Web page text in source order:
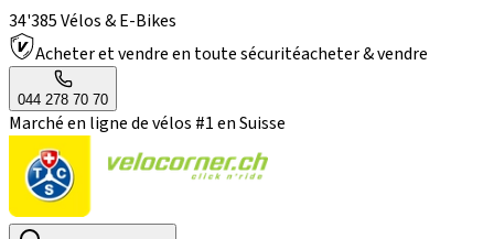
34'385 Vélos & E-Bikes
Acheter et vendre en toute sécuritéacheter & vendre
044 278 70 70
Marché en ligne de vélos #1 en Suisse